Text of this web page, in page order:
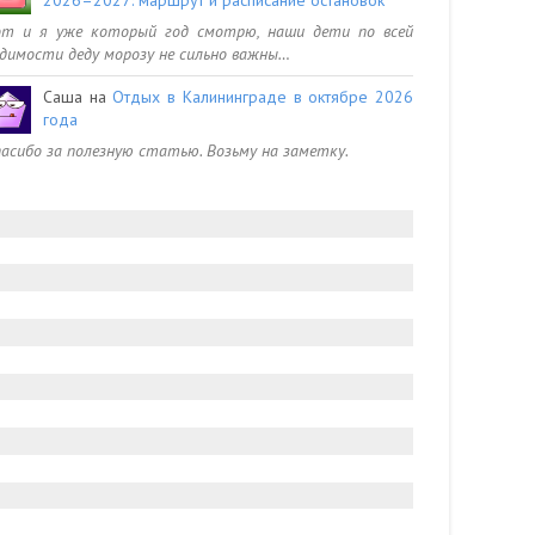
и я уже который год смотрю, наши дети по всей
деду морозу не сильно важны…
Саша наОтдых в Калининграде в октябре 2026
года
за полезную статью. Возьму на заметку.